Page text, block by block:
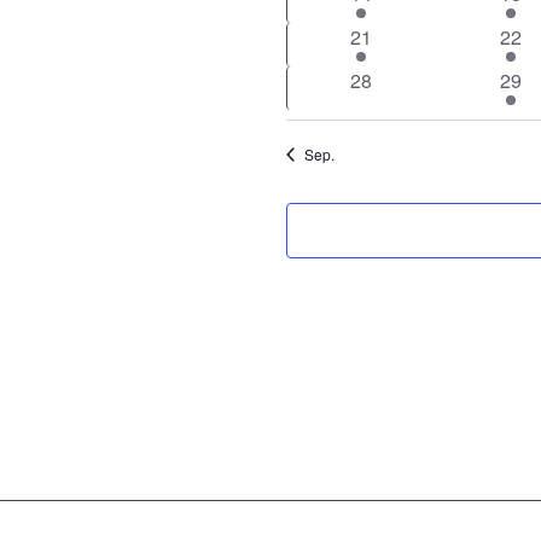
Veranstaltung
1
Veranstaltung
21
1
22
0
28
1
29
Sep.